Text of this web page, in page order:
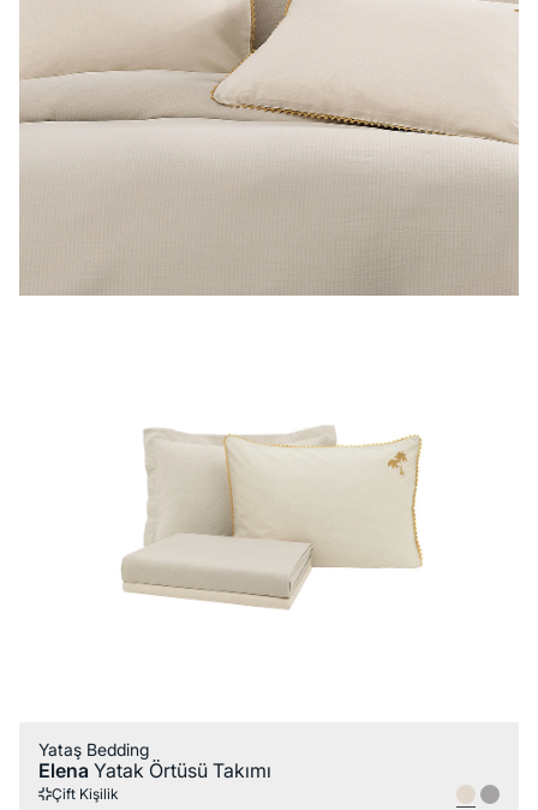
Yataş Bedding
Elena Yatak Örtüsü Takımı
Çift Kişilik